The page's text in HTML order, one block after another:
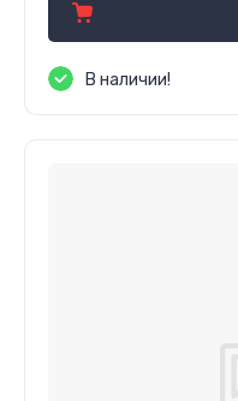
В наличии!